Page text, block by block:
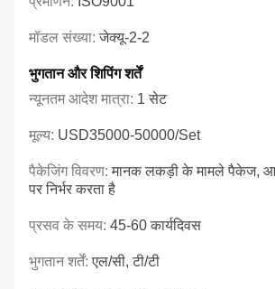
मॉडल संख्या:जेक्यू-2-2
भुगतान और शिपिंग शर्तें
न्यूनतम आदेश मात्रा: 1 सेट
मूल्य: USD35000-50000/set
पैकेजिंग विवरण:मानक लकड़ी के मामले पैकेज,
पर निर्भर करता है
प्रसव के समय: 45-60 कार्यदिवस
भुगतान शर्तें:एल/सी, टी/टी